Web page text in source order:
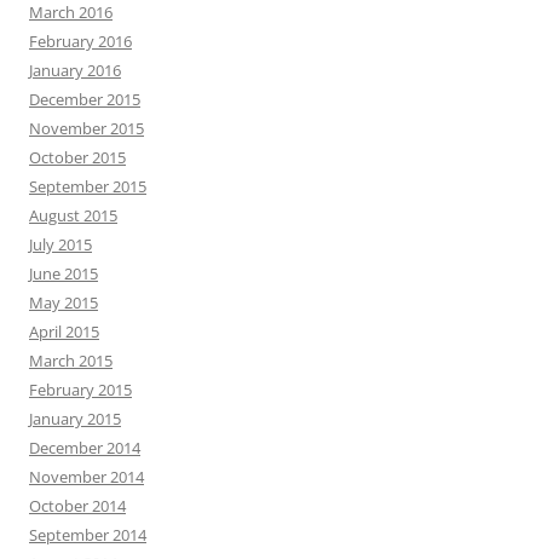
March 2016
February 2016
January 2016
December 2015
November 2015
October 2015
September 2015
August 2015
July 2015
June 2015
May 2015
April 2015
March 2015
February 2015
January 2015
December 2014
November 2014
October 2014
September 2014